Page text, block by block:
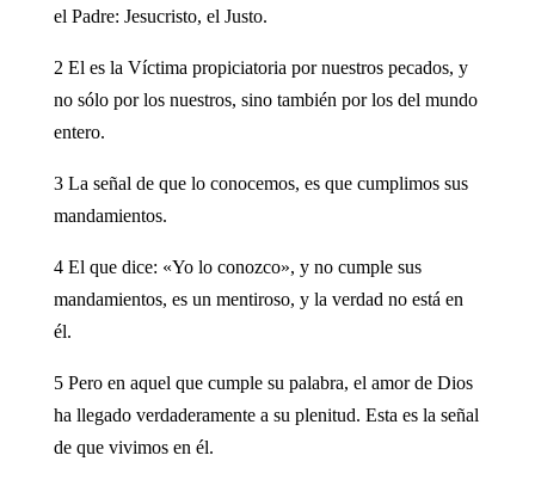
el Padre: Jesucristo, el Justo.
2 El es la Víctima propiciatoria por nuestros pecados, y
no sólo por los nuestros, sino también por los del mundo
entero.
3 La señal de que lo conocemos, es que cumplimos sus
mandamientos.
4 El que dice: «Yo lo conozco», y no cumple sus
mandamientos, es un mentiroso, y la verdad no está en
él.
5 Pero en aquel que cumple su palabra, el amor de Dios
ha llegado verdaderamente a su plenitud. Esta es la señal
de que vivimos en él.